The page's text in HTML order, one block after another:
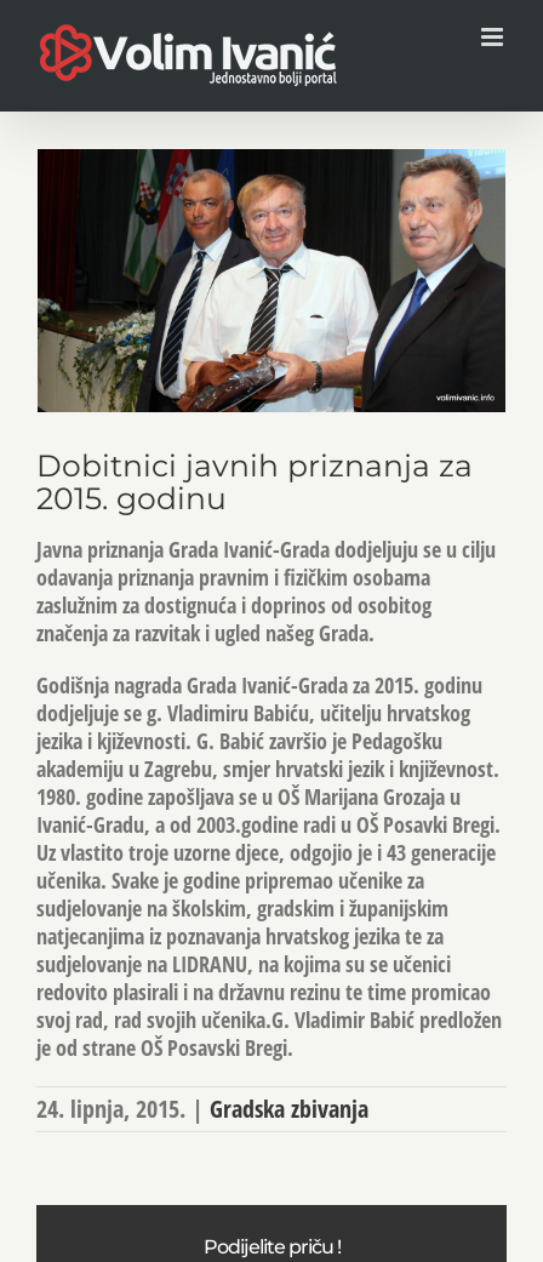
content
Dobitnici javnih priznanja za
2015. godinu
Javna priznanja Grada Ivanić-Grada dodjeljuju se u cilju
odavanja priznanja pravnim i fizičkim osobama
zaslužnim za dostignuća i doprinos od osobitog
značenja za razvitak i ugled našeg Grada.
Godišnja nagrada Grada Ivanić-Grada za 2015. godinu
dodjeljuje se g. Vladimiru Babiću, učitelju hrvatskog
jezika i kjiževnosti. G. Babić završio je Pedagošku
akademiju u Zagrebu, smjer hrvatski jezik i književnost.
1980. godine zapošljava se u OŠ Marijana Grozaja u
Ivanić-Gradu, a od 2003.godine radi u OŠ Posavki Bregi.
Uz vlastito troje uzorne djece, odgojio je i 43 generacije
učenika. Svake je godine pripremao učenike za
sudjelovanje na školskim, gradskim i županijskim
natjecanjima iz poznavanja hrvatskog jezika te za
sudjelovanje na LIDRANU, na kojima su se učenici
redovito plasirali i na državnu rezinu te time promicao
svoj rad, rad svojih učenika.G. Vladimir Babić predložen
je od strane OŠ Posavski Bregi.
24. lipnja, 2015. | Gradska zbivanja
Podijelite priču !